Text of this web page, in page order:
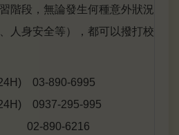
階段，無論發生何種意外狀況
人身安全等），都可以撥打校
03-890-6995
0937-295-995
02-890-6216